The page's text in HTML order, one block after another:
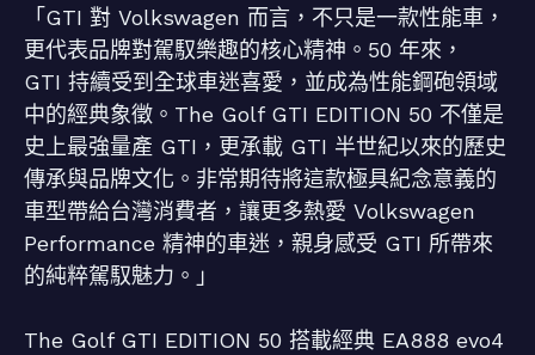
「GTI 對 Volkswagen 而言，不只是一款性能車，
更代表品牌對駕馭樂趣的核心精神。50 年來，
GTI 持續受到全球車迷喜愛，並成為性能鋼砲領域
中的經典象徵。The Golf GTI EDITION 50 不僅是
史上最強量產 GTI，更承載 GTI 半世紀以來的歷史
傳承與品牌文化。非常期待將這款極具紀念意義的
車型帶給台灣消費者，讓更多熱愛 Volkswagen
Performance 精神的車迷，親身感受 GTI 所帶來
的純粹駕馭魅力。」
The Golf GTI EDITION 50 搭載經典 EA888 evo4